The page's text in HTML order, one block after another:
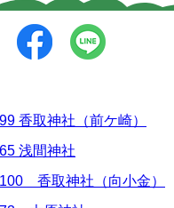
99 香取神社（前ケ崎）
65 浅間神社
100 香取神社（向小金）